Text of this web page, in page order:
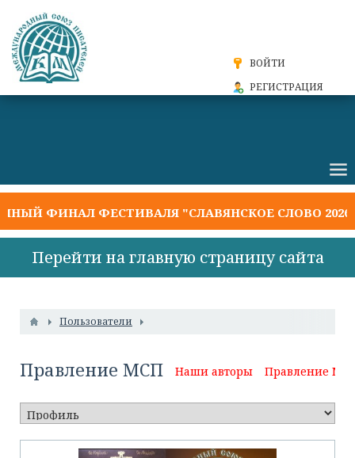
ВОЙТИ
РЕГИСТРАЦИЯ
ФЕСТИВАЛЯ "СЛАВЯНСКОЕ СЛОВО 2026"
Перейти на главную страницу сайта
Пользователи
Правление МСП Наши авторы Правление